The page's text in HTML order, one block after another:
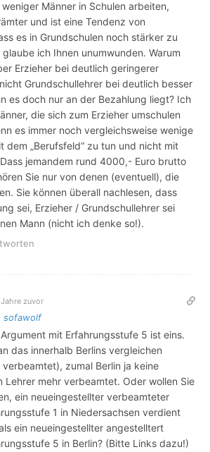
Männer in Schulen arbeiten,
und ist eine Tendenz von
es in Grundschulen noch stärker zu
ich Ihnen unumwunden. Warum
Erzieher bei deutlich geringerer
Grundschullehrer bei deutlich besser
es doch nur an der Bezahlung liegt? Ich
die sich zum Erzieher umschulen
es immer noch vergleichsweise wenige
dem „Berufsfeld“ zu tun und nicht mit
jemandem rund 4000,- Euro brutto
Sie nur von denen (eventuell), die
Sie können überall nachlesen, dass
sei, Erzieher / Grundschullehrer sei
Mann (nicht ich denke so!).
zuvor
sofawolf
mit Erfahrungsstufe 5 ist eins.
das innerhalb Berlins vergleichen
zumal Berlin ja keine
Lehrer mehr verbeamtet. Oder wollen Sie
ein neueingestellter verbeamteter
1 in Niedersachsen verdient
ein neueingestellter angestelltert
5 in Berlin? (Bitte Links dazu!)